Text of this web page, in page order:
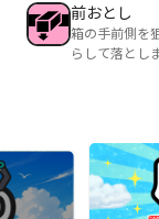
前おとし
箱の手前側を
らして落とし